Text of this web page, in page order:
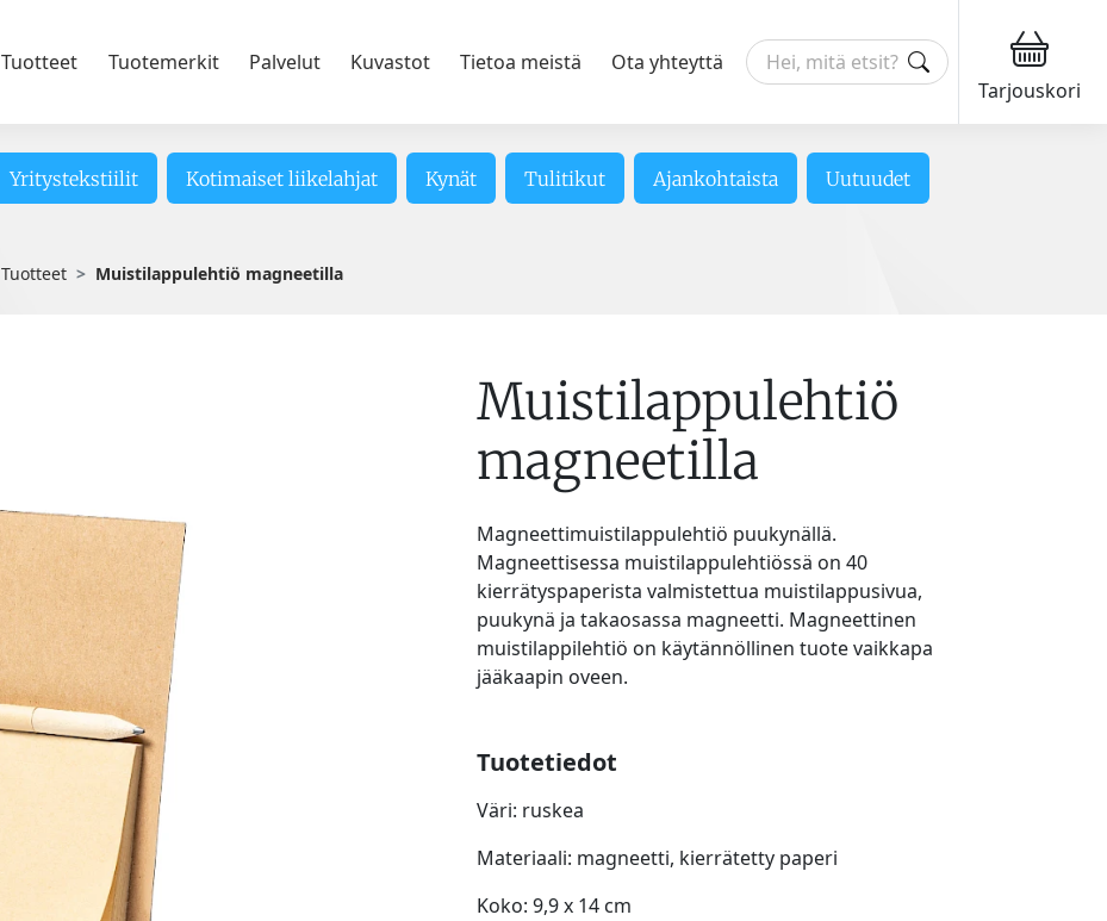
Tuotteet Tuotemerkit Palvelut Kuvastot Tietoa meistä
Ota yhteyttä
Tarjouskori
Yritystekstiilit Kotimaiset liikelahjat Kynät Tulitikut Ajankohtaista Uutuudet
Tuotteet Muistilappulehtiö magneetilla
Muistilappulehtiö
magneetilla
Magneettimuistilappulehtiö puukynällä.
Magneettisessa muistilappulehtiössä on 40
kierrätyspaperista valmistettua muistilappusivua,
puukynä ja takaosassa magneetti. Magneettinen
muistilappilehtiö on käytännöllinen tuote vaikkapa
jääkaapin oveen.
Tuotetiedot
Väri: ruskea
Materiaali: magneetti, kierrätetty paperi
Koko: 9,9 x 14 cm